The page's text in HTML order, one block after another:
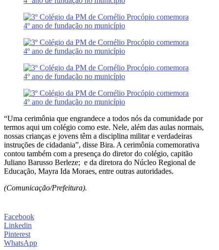
“Uma cerimônia que engrandece a todos nós da comunidade por
termos aqui um colégio como este. Nele, além das aulas normais,
nossas crianças e jovens têm a disciplina militar e verdadeiras
instruções de cidadania”, disse Bira. A cerimônia comemorativa
contou também com a presença do diretor do colégio, capitão
Juliano Barusso Berleze; e da diretora do Núcleo Regional de
Educação, Mayra Ida Moraes, entre outras autoridades.
(Comunicação/Prefeitura).
Facebook
Linkedin
Pinterest
WhatsApp